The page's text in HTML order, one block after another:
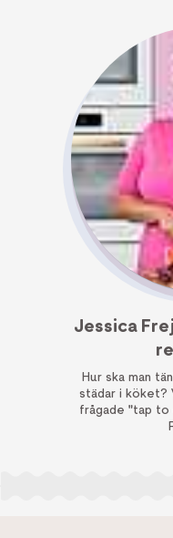
Jessica
Hur ska man
städar i köket?
frågade "tap to